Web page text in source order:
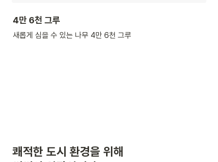
4만 6천 그루
새롭게 심을 수 있는 나무 4만 6천 그루
쾌적한 도시 환경을 위해